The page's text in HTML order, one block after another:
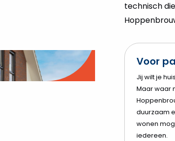
technisch
Voor
Jij wilt je
Maar waar
duurzaam
wonen
iedereen.